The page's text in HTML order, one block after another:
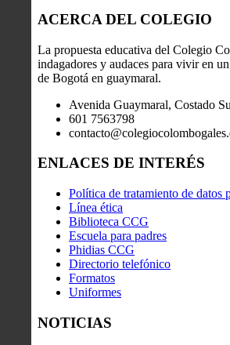
ACERCA DEL COLEGIO
La propuesta educativa del Colegio
indagadores y audaces para vivir en
de Bogotá en guaymaral.
Avenida Guaymaral, Costado
601 7563798
ENLACES DE INTERÉS
Política de tratamiento de datos
Línea ética
Biblioteca CCG
Escuela para padres
Phidias CCG
Directorio telefónico
Formatos
Uniformes
NOTICIAS